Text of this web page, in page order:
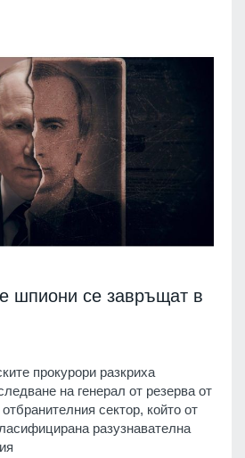
шпиони се завръщат в
прокурори разкриха
на генерал от резерва от
сектор, който от
разузнавателна